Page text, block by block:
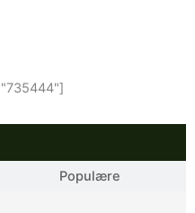
Populære